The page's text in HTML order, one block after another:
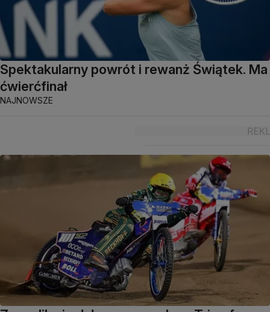
Spektakularny powrót i rewanż Świątek. Ma
ćwierćfinał
NAJNOWSZE